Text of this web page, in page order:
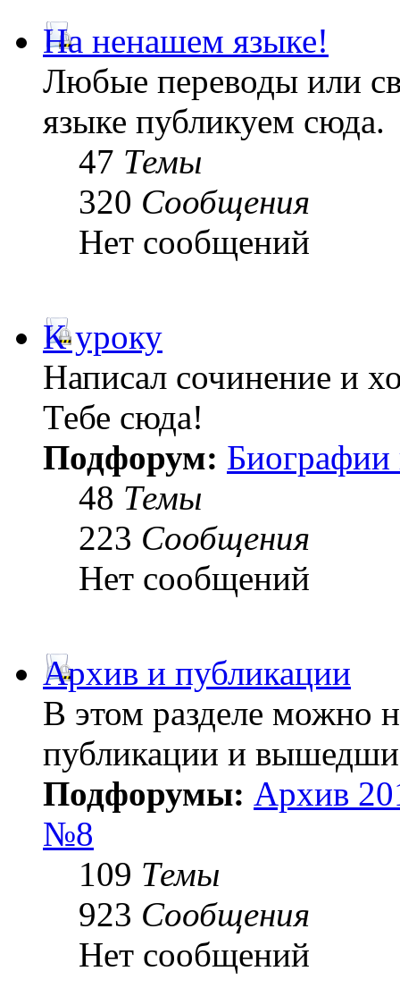
На ненашем языке!
Любые переводы или
языке публикуем сюда.
47 Темы
320 Сообщения
Нет сообщений
К уроку
Написал сочинение и
Тебе сюда!
Подфорум: Биографии
48 Темы
223 Сообщения
Нет сообщений
Архив и публикации
В этом разделе можно
публикации и
Подфорумы: Архив
№8
109 Темы
923 Сообщения
Нет сообщений